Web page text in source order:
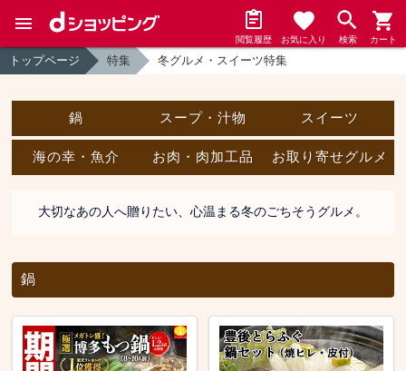
閲覧履歴 お気に入り 検索 カート
トップページ 特集 冬グルメ・スイーツ特集
鍋 スープ・汁物 スイーツ
海の幸・魚介 お肉・肉加工品 お取り寄せグルメ
大切なあの人へ贈りたい、心温まる冬のごちそうグルメ。
鍋